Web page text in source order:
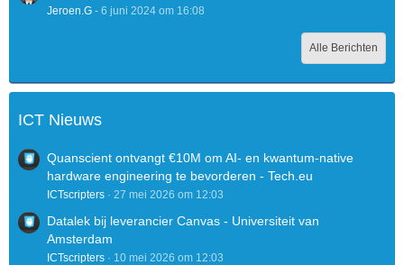
Jeroen.G - 6 juni 2024 om 16:08
Alle Berichten
ICT Nieuws
Quanscient ontvangt €10M om AI- en kwantum-native
hardware engineering te bevorderen - Tech.eu
ICTscripters 27 mei 2026 om 12:03
Datalek bij leverancier Canvas - Universiteit van
Amsterdam
ICTscripters 10 mei 2026 om 12:03